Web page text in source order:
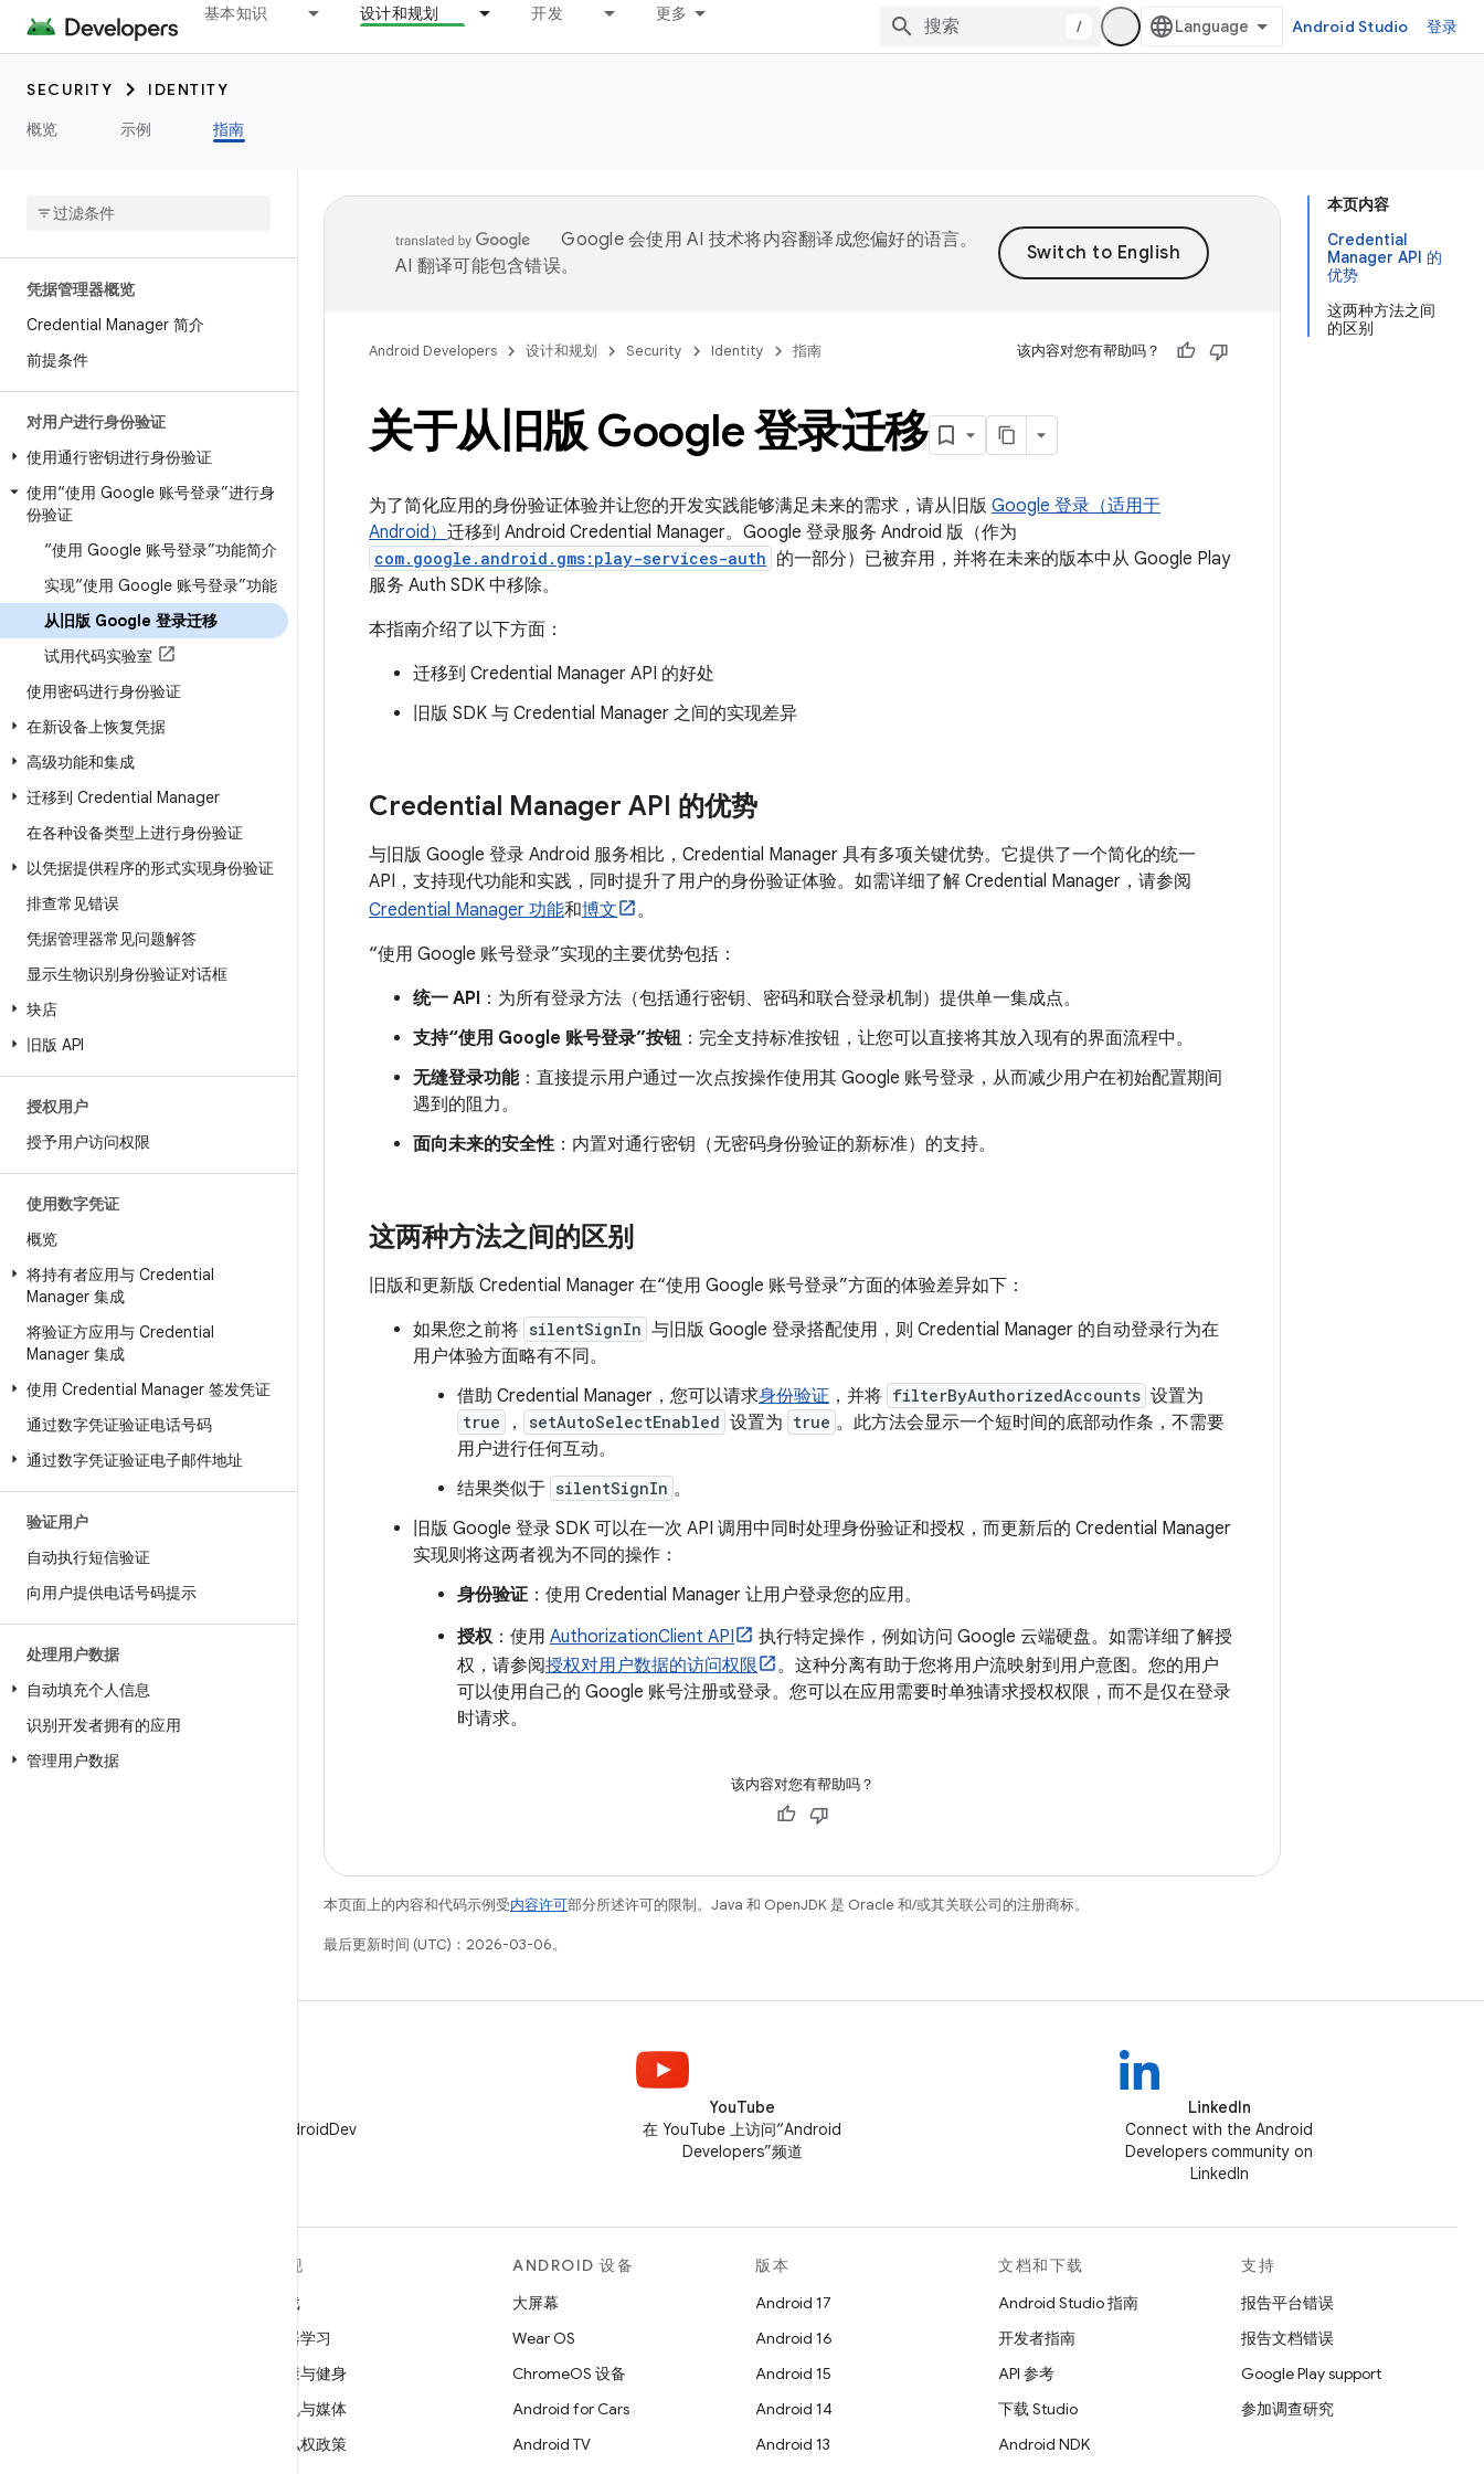
基本知识 设计和规划 开发 更多
/ Android Studio 登录
SECURITY
IDENTITY
概览
示例 指南
凭据管理器概览
Credential Manager 简介
前提条件
对用户进行身份验证
使用通行密钥进行身份验证
使用“使用 Google 账号登录”进行身
份验证
“使用 Google 账号登录”功能简介
实现“使用 Google 账号登录”功能
从旧版 Google 登录迁移
试用代码实验室
使用密码进行身份验证
在新设备上恢复凭据
高级功能和集成
迁移到 Credential Manager
在各种设备类型上进行身份验证
以凭据提供程序的形式实现身份验证
排查常见错误
凭据管理器常见问题解答
显示生物识别身份验证对话框
块店
旧版 API
授权用户
授予用户访问权限
使用数字凭证
概览
将持有者应用与 Credential
Manager 集成
将验证方应用与 Credential
Manager 集成
使用 Credential Manager 签发凭证
通过数字凭证验证电话号码
通过数字凭证验证电子邮件地址
验证用户
自动执行短信验证
向用户提供电话号码提示
处理用户数据
自动填充个人信息
识别开发者拥有的应用
管理用户数据
本页内容
Credential
Manager API 的
优势
这两种方法之间
的区别
Google 会使用 AI 技术将内容翻译成您偏好的语言。
AI 翻译可能包含错误。
Android Developers 设计和规划 Security Identity 指南 该内容对您有帮助吗？
关于从旧版 Google 登录迁移
为了简化应用的身份验证体验并让您的开发实践能够满足未来的需求，请从旧版 Google 登录（适用于
Android） 迁移到 Android Credential Manager。Google 登录服务 Android 版（作为
com.google.android.gms:play-services-auth 的一部分）已被弃用，并将在未来的版本中从 Google Play
服务 Auth SDK 中移除。
本指南介绍了以下方面：
迁移到 Credential Manager API 的好处
旧版 SDK 与 Credential Manager 之间的实现差异
Credential Manager API 的优势
与旧版 Google 登录 Android 服务相比，Credential Manager 具有多项关键优势。它提供了一个简化的统一
API，支持现代功能和实践，同时提升了用户的身份验证体验。如需详细了解 Credential Manager，请参阅
Credential Manager 功能和博文
。
“使用 Google 账号登录”实现的主要优势包括：
统一 API ：为所有登录方法（包括通行密钥、密码和联合登录机制）提供单一集成点。
支持“使用 Google 账号登录”按钮：完全支持标准按钮，让您可以直接将其放入现有的界面流程中。
无缝登录功能：直接提示用户通过一次点按操作使用其 Google 账号登录，从而减少用户在初始配置期间
遇到的阻力。
面向未来的安全性：内置对通行密钥（无密码身份验证的新标准）的支持。
这两种方法之间的区别
旧版和更新版 Credential Manager 在“使用 Google 账号登录”方面的体验差异如下：
如果您之前将 silentSignIn 与旧版 Google 登录搭配使用，则 Credential Manager 的自动登录行为在
用户体验方面略有不同。
借助 Credential Manager，您可以请求身份验证 ，并将 filterByAuthorizedAccounts 设置为
true ， setAutoSelectEnabled 设置为 true 。此方法会显示一个短时间的底部动作条，不需要
用户进行任何互动。
结果类似于 silentSignIn 。
旧版 Google 登录 SDK 可以在一次 API 调用中同时处理身份验证和授权，而更新后的 Credential Manager
实现则将这两者视为不同的操作：
身份验证：使用 Credential Manager 让用户登录您的应用。
授权：使用 AuthorizationClient API
执行特定操作，例如访问 Google 云端硬盘。如需详细了解授
权，请参阅授权对用户数据的访问权限
。这种分离有助于您将用户流映射到用户意图。您的用户
可以使用自己的 Google 账号注册或登录。您可以在应用需要时单独请求授权权限，而不是仅在登录
时请求。
该内容对您有帮助吗？
本页面上的内容和代码示例受内容许可部分所述许可的限制。Java 和 OpenJDK 是 Oracle 和/或其关联公司的注册商标。
最后更新时间 (UTC)：2026-03-06。
在 X 上关注 @AndroidDev
YouTube
在 YouTube 上访问“Android
Developers”频道
LinkedIn
Connect with the Android
Developers community on
LinkedIn
发现
游戏
机器学习
健康与健身
相机与媒体
隐私权政策
ANDROID 设备
大屏幕
Wear OS
ChromeOS 设备
Android for Cars
Android TV
版本
Android 17
Android 16
Android 15
Android 14
Android 13
文档和下载
Android Studio 指南
开发者指南
API 参考
下载 Studio
Android NDK
支持
报告平台错误
报告文档错误
Google Play support
参加调查研究